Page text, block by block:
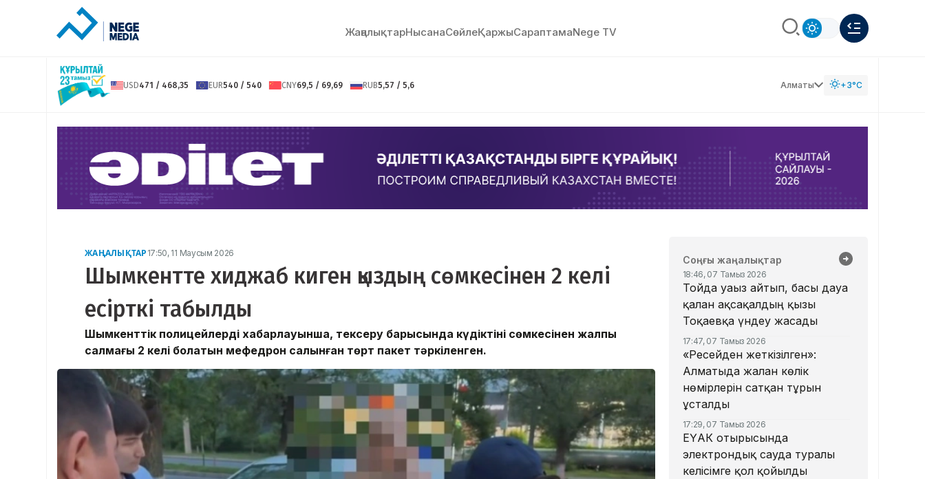
ЖаңалықтарНысанаСөйлeҚаржыСараптамаNege TV
USD471 / 468,35 EUR540 / 540 CNY69,5 / 69,69 RUB5,57 / 5,6 Алматы +3°C
ЖАҢАЛЫҚТАР 17:50, 11 Маусым 2026
Шымкентте хиджаб киген қыздың сөмкесінен 2 келі
есірткі табылды
Шымкенттік полицейлердің хабарлауынша, тексеру барысында күдіктінің сөмкесінен жалпы
салмағы 2 келі болатын мефедрон салынған төрт пакет тәркіленген.
Соңғы жаңалықтар
18:46, 07 Тамыз 2026
Тойда уағыз айтып, басы дауға
қалған ақсақалдың қызы
Тоқаевқа үндеу жасады
17:47, 07 Тамыз 2026
«Ресейден жеткізілген»:
Алматыда жалған көлік
нөмірлерін сатқан тұрғын
ұсталды
17:29, 07 Тамыз 2026
ЕҮАК отырысында
электрондық сауда туралы
келісімге қол қойылды